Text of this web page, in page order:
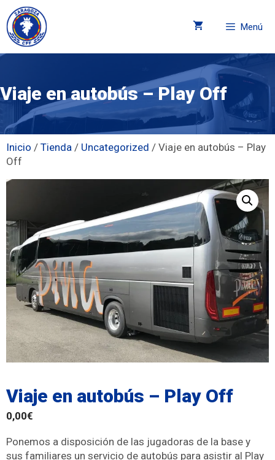
Menú
Viaje en autobús – Play Off
Inicio / Tienda / Uncategorized / Viaje en autobús – Play
Off
Viaje en autobús – Play Off
0,00€
Ponemos a disposición de las jugadoras de la base y
sus familiares un servicio de autobús para asistir al Play